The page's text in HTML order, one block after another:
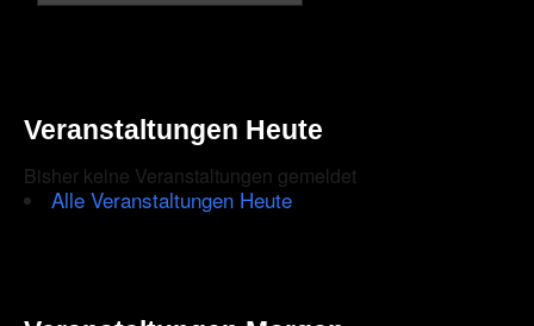
Veranstaltungen Heute
Bisher keine Veranstaltungen gemeldet
Alle Veranstaltungen Heute